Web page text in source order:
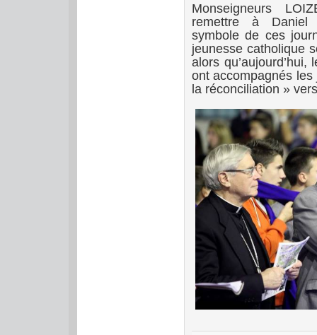
Monseigneurs
remettre à Daniel
symbole de ces
jeunesse catholique
alors
ont accompagnés
la réconciliation »